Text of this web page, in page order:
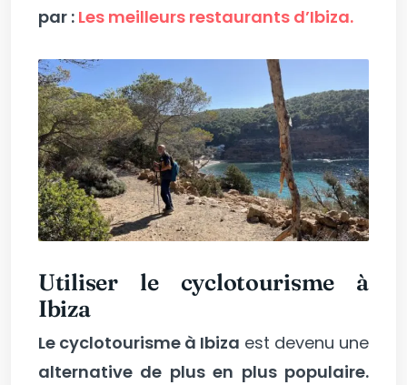
par : Les meilleurs restaurants d’Ibiza.
Utiliser le cyclotourisme à
Ibiza
Le cyclotourisme à Ibiza est devenu une
alternative de plus en plus populaire.